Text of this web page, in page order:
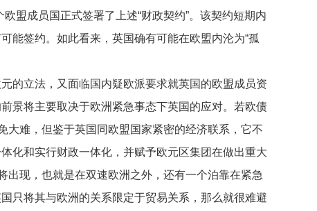
盟成员国正式签署了上述“财政契约”。该契约短期内
能签约。如此看来，英国确有可能在欧盟内沦为“孤
立法，又面临国内疑欧派要求就英国的欧盟成员资
景将主要取决于欧洲紧急事态下英国的应对。若欧债
大难，但鉴于英国同欧盟国家紧密的经济联系，它不
化和实行财政一体化，并赋予欧元区集团在做出重大
出现，也就是在双速欧洲之外，还有一个泊靠在紧急
只将其与欧洲的关系限定于贸易关系，那么就很难避